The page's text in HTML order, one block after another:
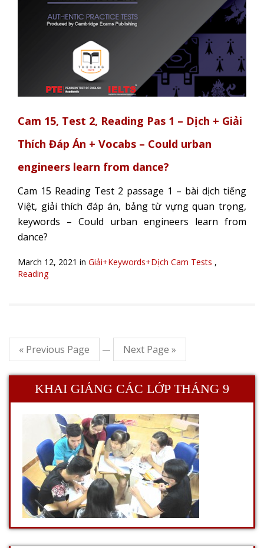
Cam 15, Test 2, Reading Pas 1 – Dịch + Giải
Thích Đáp Án + Vocabs – Could urban
engineers learn from dance?
Cam 15 Reading Test 2 passage 1 – bài dịch tiếng
Việt, giải thích đáp án, bảng từ vựng quan trọng,
keywords – Could urban engineers learn from
dance?
March 12, 2021 in Giải+Keywords+Dịch Cam Tests ,
Reading
« Previous Page — Next Page »
KHAI GIẢNG CÁC LỚP THÁNG 9